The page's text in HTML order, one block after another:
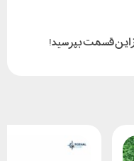
این قسمت بپرسید!